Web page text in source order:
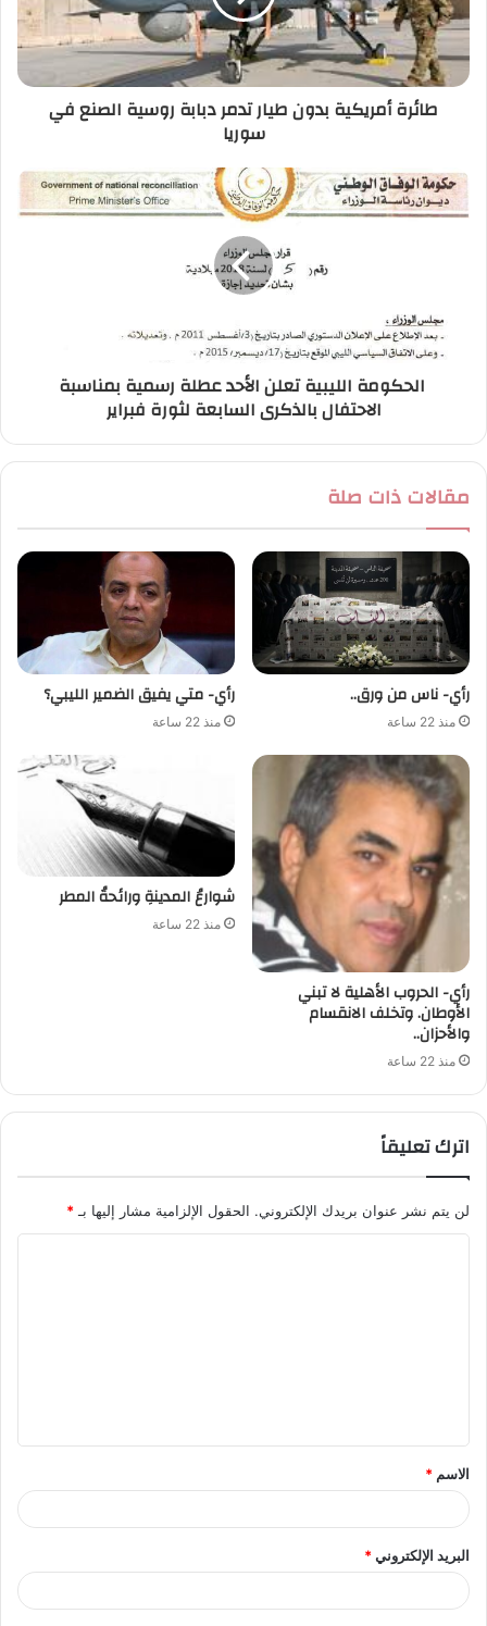
ل
ك
ت
ر
طائرة أمريكية بدون طيار تدمر دبابة روسية الصنع في
سوريا
الحكومة الليبية تعلن الأحد عطلة رسمية بمناسبة
الاحتفال بالذكرى السابعة لثورة فبراير
مقالات ذات صلة
رأي- ناس من ورق..
منذ 22 ساعة
رأي- متي يفيق الضمير الليبي؟
منذ 22 ساعة
رأي- الحروب الأهلية لا تبني
الأوطان. وتخلف الانقسام
والأحزان..
منذ 22 ساعة
شوارعُ المدينةِ ورائحةُ المطر
منذ 22 ساعة
اترك تعليقاً
لن يتم نشر عنوان بريدك الإلكتروني. الحقول الإلزامية مشار إليها بـ *
ق
*
الاسم *
البريد الإلكتروني*